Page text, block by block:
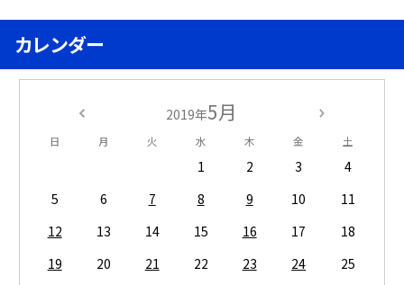
カレンダー
2019年5月
日 月 火 水 木 金 土
1 2 3
4
5
6 7 8 9 10
11
12
13 14 15 16 17
18
19
20 21 22 23 24
25